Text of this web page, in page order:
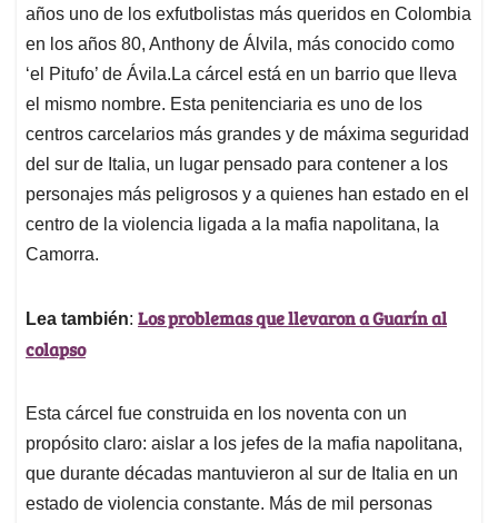
p
p
o
k
I
n
s
años uno de los exfutbolistas más queridos en Colombia
en los años 80, Anthony de Álvila, más conocido como
‘el Pitufo’ de Ávila.La cárcel está en un barrio que lleva
el mismo nombre. Esta penitenciaria es uno de los
centros carcelarios más grandes y de máxima seguridad
del sur de Italia, un lugar pensado para contener a los
personajes más peligrosos y a quienes han estado en el
centro de la violencia ligada a la mafia napolitana, la
Camorra.
Lea también: Los problemas que llevaron a Guarín al
colapso
Esta cárcel fue construida en los noventa con un
propósito claro: aislar a los jefes de la mafia napolitana,
que durante décadas mantuvieron al sur de Italia en un
estado de violencia constante. Más de mil personas